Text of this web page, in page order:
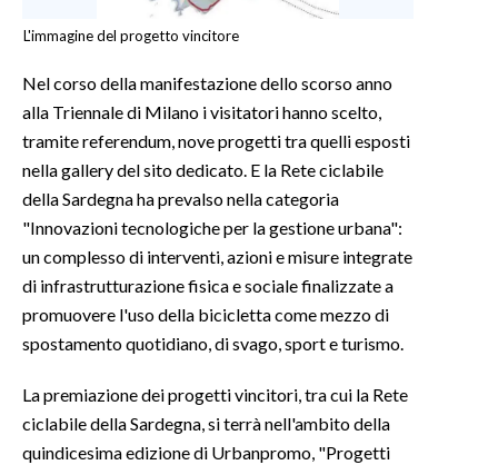
SPIAGGE
L'immagine del progetto vincitore
Nel corso della manifestazione dello scorso anno
alla Triennale di Milano i visitatori hanno scelto,
tramite referendum, nove progetti tra quelli esposti
nella gallery del sito dedicato. E la Rete ciclabile
della Sardegna ha prevalso nella categoria
"Innovazioni tecnologiche per la gestione urbana":
un complesso di interventi, azioni e misure integrate
di infrastrutturazione fisica e sociale finalizzate a
promuovere l'uso della bicicletta come mezzo di
spostamento quotidiano, di svago, sport e turismo.
La premiazione dei progetti vincitori, tra cui la Rete
ciclabile della Sardegna, si terrà nell'ambito della
quindicesima edizione di Urbanpromo, "Progetti